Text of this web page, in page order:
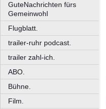
GuteNachrichten fürs
Gemeinwohl
Flugblatt.
trailer-ruhr podcast.
trailer zahl-ich.
ABO.
Bühne.
Film.